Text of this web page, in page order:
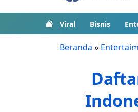
Viral Bisnis
Beranda »